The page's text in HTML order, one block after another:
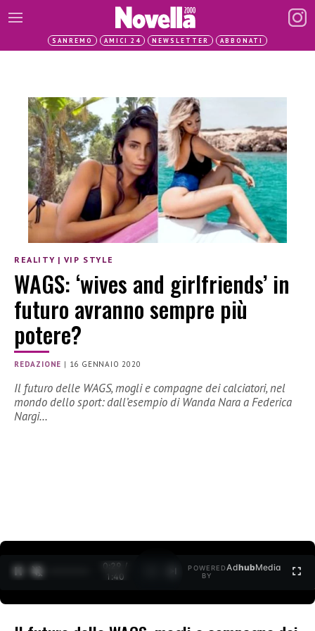
SANREMO AMICI 24 NEWSLETTER ABBONATI
REALITY | VIP STYLE
WAGS: ‘wives and girlfriends’ in
futuro avranno sempre più
potere?
REDAZIONE | 16 GENNAIO 2020
Il futuro delle WAGS, mogli e compagne dei calciatori, nel
mondo dello sport: dall’esempio di Wanda Nara a Federica
Nargi…
0:30 /
1:40
POWERED
BY
AdhubMedia